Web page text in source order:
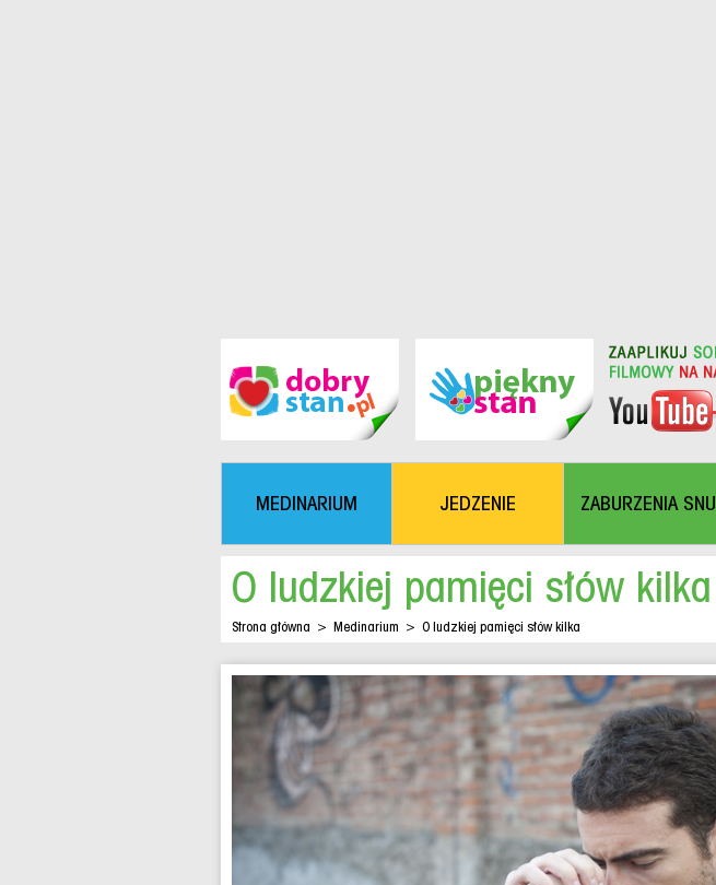
MEDINARIUM JEDZENIE ZABURZENIA SNU
O ludzkiej pamięci słów kilka
Strona główna > Medinarium > O ludzkiej pamięci słów kilka